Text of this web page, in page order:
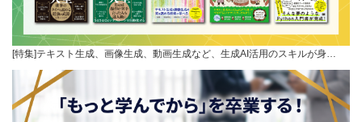
[特集]テキスト生成、画像生成、動画生成など、生成AI活用のスキルが身…